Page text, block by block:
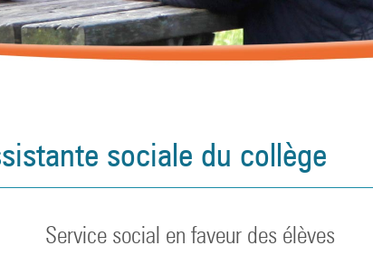
sociale du collège
Service social en faveur des élèves